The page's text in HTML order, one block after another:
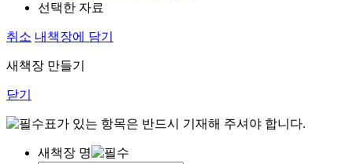
선택한 자료
취소 내책장에 담기
새책장 만들기
닫기
표가 있는 항목은 반드시 기재해 주셔야 합니다.
새책장 명